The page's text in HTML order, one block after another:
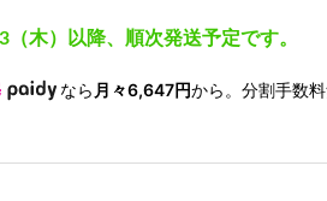
（木）以降、順次発送予定です。
なら 月々6,647円から。分割手数